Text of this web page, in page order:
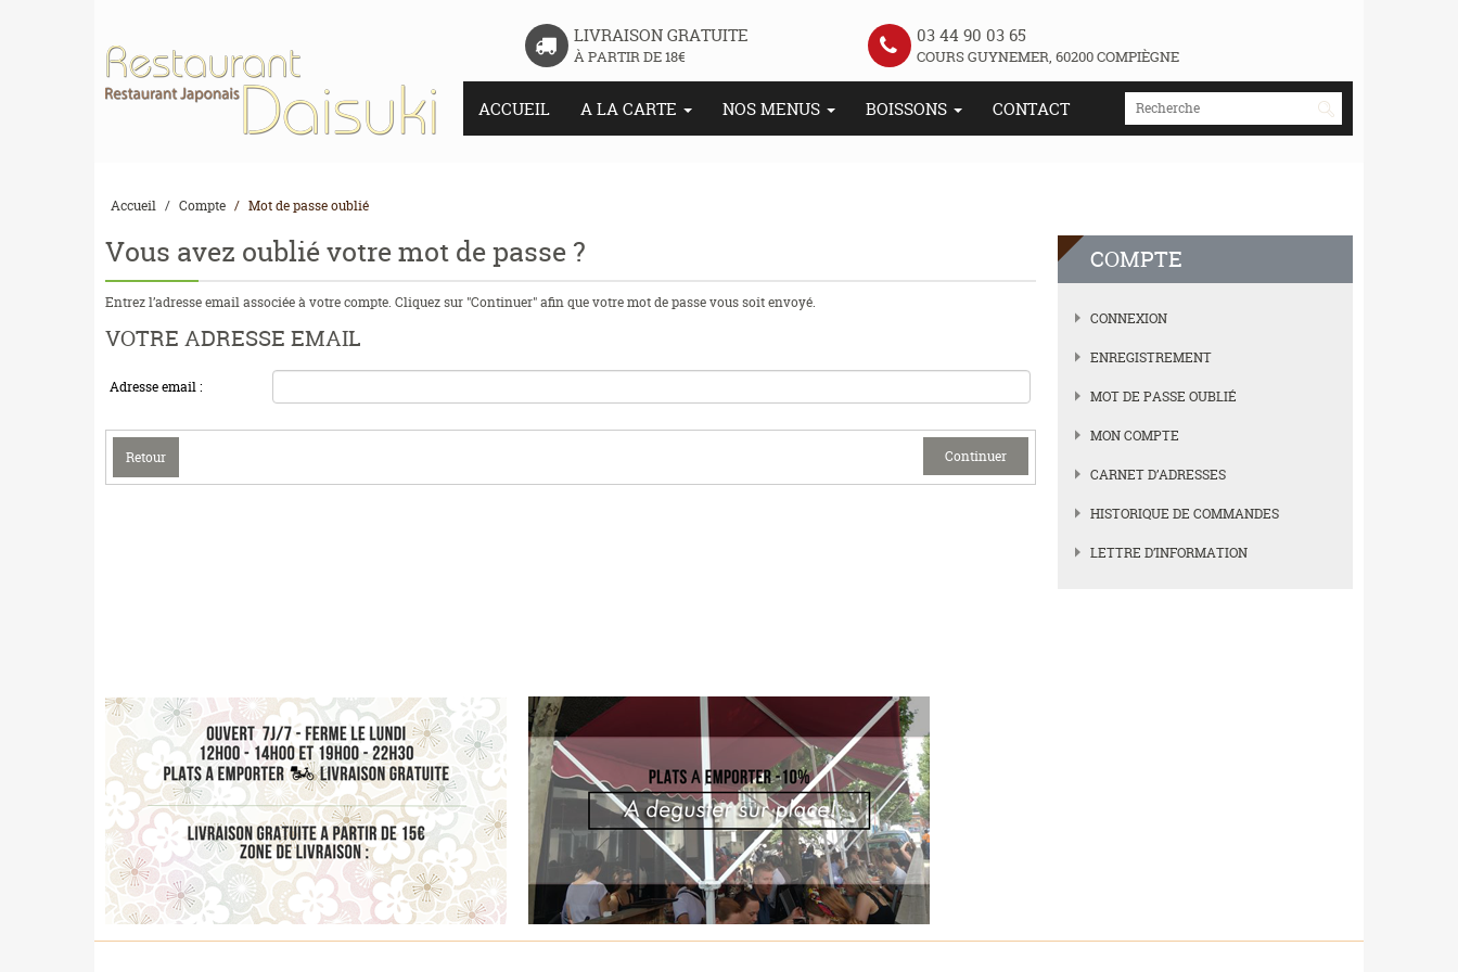
LIVRAISON GRATUITE
À PARTIR DE 18€
03 44 90 03 65
COURS GUYNEMER, 60200 COMPIÈGNE
ACCUEIL A LA CARTE NOS MENUS BOISSONS CONTACT
Accueil Compte Mot de passe oublié
Vous avez oublié votre mot de passe ?
Entrez l’adresse email associée à votre compte. Cliquez sur "Continuer" afin que votre mot de passe vous soit envoyé.
VOTRE ADRESSE EMAIL
Adresse email :
Retour
COMPTE
CONNEXION
ENREGISTREMENT
MOT DE PASSE OUBLIÉ
MON COMPTE
CARNET D’ADRESSES
HISTORIQUE DE COMMANDES
LETTRE D’INFORMATION